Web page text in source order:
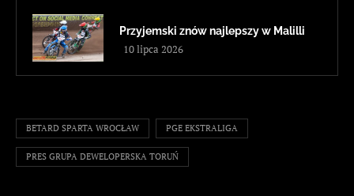
Przyjemski znów najlepszy w Malilli
10 lipca 2026
BETARD SPARTA WROCŁAW PGE EKSTRALIGA
PRES GRUPA DEWELOPERSKA TORUŃ